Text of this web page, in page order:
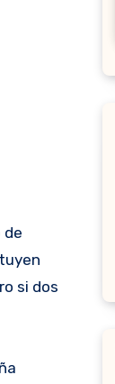
si dos